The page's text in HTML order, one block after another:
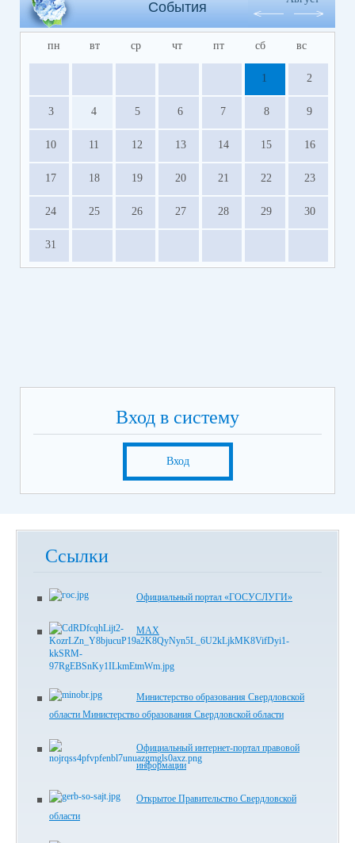
События
пн вт ср чт пт сб вс
1 2
3 4 5 6 7 8 9
10 11 12 13 14 15 16
17 18 19 20 21 22 23
24 25 26 27 28 29 30
31
Вход в систему
Вход
Ссылки
Официальный портал «ГОСУСЛУГИ»
MAX
Министерство образования Свердловской
области Министерство образования Свердловской области
Официальный интернет-портал правовой
информации
Открытое Правительство Свердловской
области